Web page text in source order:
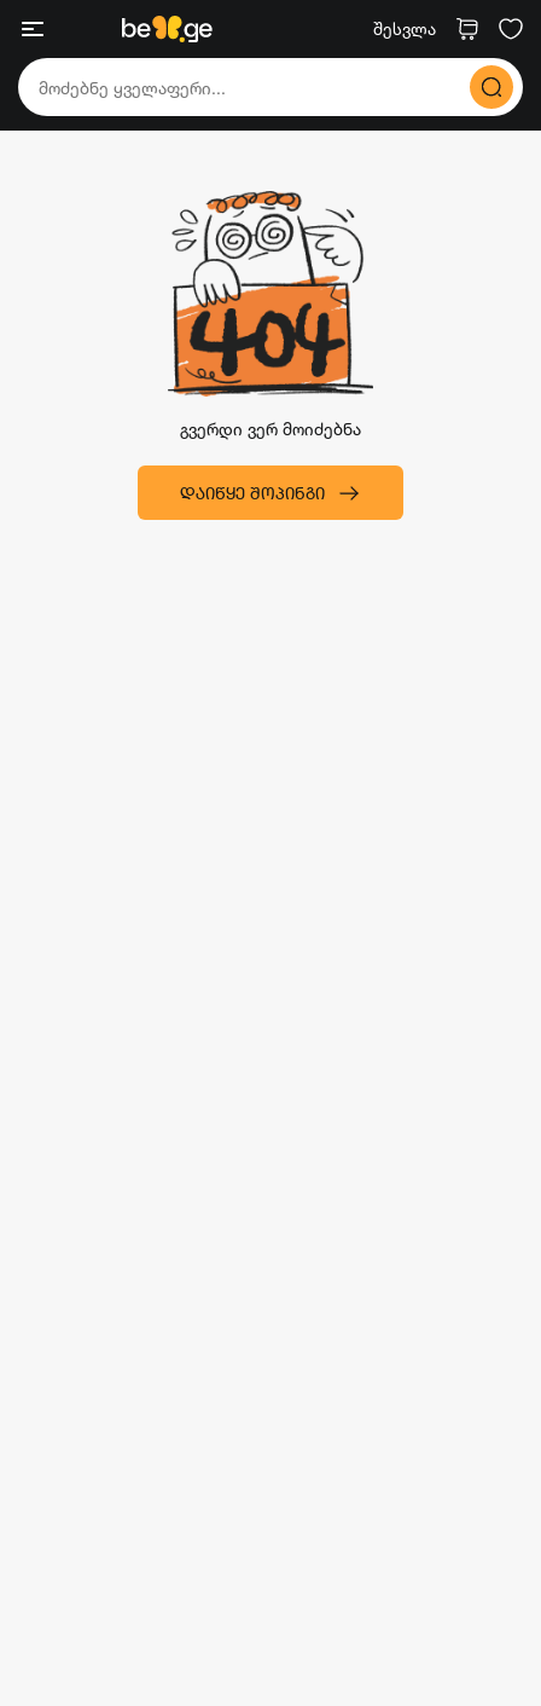
შესვლა
გვერდი ვერ მოიძებნა
ᲓᲐᲘᲬᲧᲔ ᲨᲝᲞᲘᲜᲒᲘ